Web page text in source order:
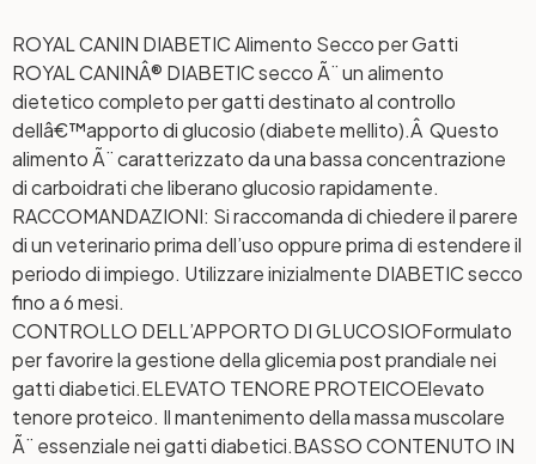
ROYAL CANIN DIABETIC Alimento Secco per Gatti
ROYAL CANINÂ® DIABETIC secco Ã¨ un alimento
dietetico completo per gatti destinato al controllo
dellâ€™apporto di glucosio (diabete mellito).Â Questo
alimento Ã¨ caratterizzato da una bassa concentrazione
di carboidrati che liberano glucosio rapidamente.
RACCOMANDAZIONI: Si raccomanda di chiedere il parere
di un veterinario prima dell’uso oppure prima di estendere il
periodo di impiego. Utilizzare inizialmente DIABETIC secco
fino a 6 mesi.
CONTROLLO DELL’APPORTO DI GLUCOSIOFormulato
per favorire la gestione della glicemia post prandiale nei
gatti diabetici.ELEVATO TENORE PROTEICOElevato
tenore proteico. Il mantenimento della massa muscolare
Ã¨ essenziale nei gatti diabetici.BASSO CONTENUTO IN